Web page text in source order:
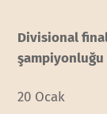
Divisional
şampiyonluğu
20 Ocak